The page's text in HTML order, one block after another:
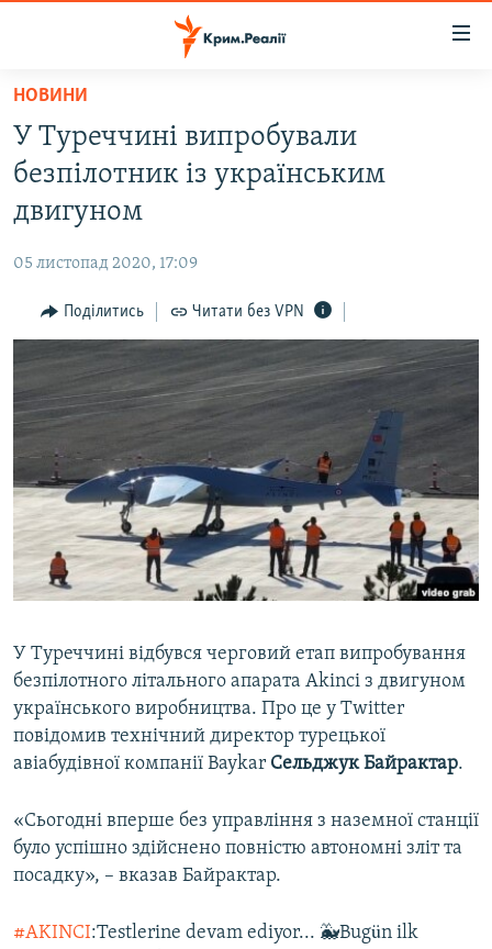
Перейти
основного
матеріалу
до
основної
Перейти
до
пошуку
ВОДА.КРИМ
БЛОГИ
ПОГЛЯД
ІНТЕРВ'Ю
ВСЕ ЗА ДЕНЬ
СПЕЦПРОЕКТИ
ДЕПОРТАЦІЯ
ВІДЕОУРОКИ «ELIFBE»
СВІДЧЕННЯ ОКУПАЦІЇ
УКРАЇНСЬКА ПРОБЛЕМА КРИМУ
ЯК ОБІЙТИ БЛОКУВАННЯ
Русский
Qırımtatar
Усі сайти RFE/RL
НОВИНИ
У Туреччині випробували
безпілотник із українським
двигуном
05 листопад 2020, 17:09
Поділитись Читати без VPN
У Туреччині відбувся черговий етап випробування
безпілотного літального апарата Akinci з двигуном
українського виробництва. Про це у Twitter
повідомив технічний директор турецької
авіабудівної компанії Baykar Сельджук Байрактар.
«Сьогодні вперше без управління з наземної станції
було успішно здійснено повністю автономні зліт та
посадку», – вказав Байрактар.
#AKINCI:Testlerine devam ediyor... 🐳Bugün ilk